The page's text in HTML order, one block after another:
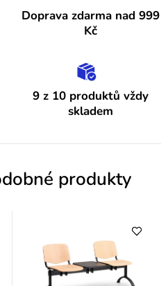
Doprava zdarma nad 999
Kč
9 z 10 produktů vždy
skladem
produkty